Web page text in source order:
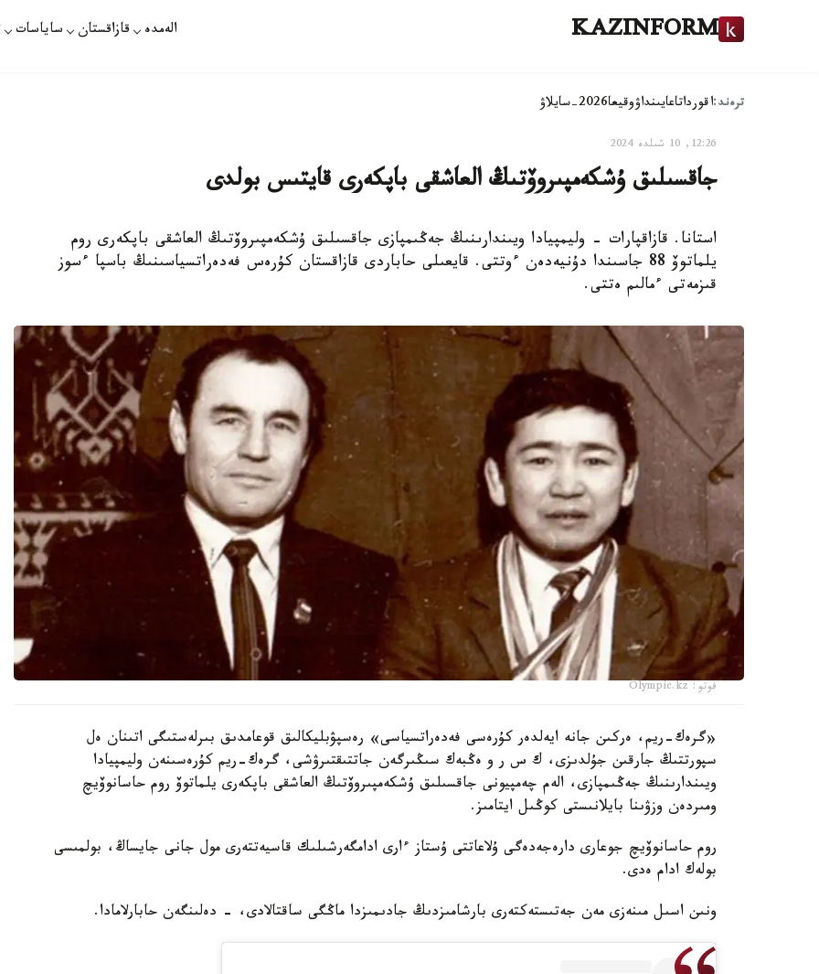
KAZINFORM الەمدە قازاقستان ساياسات
ترەند:اقورداتاعايىنداۋوقيعا2026-سايلاۋ
12:26, 10 شىلدە 2024
جاقسىلىق ۇشكەمپىروۆتىڭ العاشقى باپكەرى قايتىس بولدى
استانا. قازاقپارات – وليمپيادا ويىندارىنىڭ جەڭىمپازى جاقسىلىق ۇشكەمپىروۆتىڭ العاشقى باپكەرى روم
يلماتوۆ 88 جاسىندا دۇنيەدەن ءوتتى. قايعىلى حاباردى قازاقستان كۇرەس فەدەراتسياسىنىڭ باسپا ءسوز
قىزمەتى ءمالىم ەتتى.
فوتو: Olympic.kz
«گرەك-ريم، ەركىن جانە ايەلدەر كۇرەسى فەدەراتسياسى» رەسپۋبليكالىق قوعامدىق بىرلەستىگى اتىنان ەل
سپورتتىڭ جارقىن جۇلدىزى، ك س ر و ەڭبەك سىڭىرگەن جاتتىقتىرۋشى، گرەك-ريم كۇرەسىنەن وليمپيادا
ويىندارىنىڭ جەڭىمپازى، الەم چەمپيونى جاقسىلىق ۇشكەمپىروۆتىڭ العاشقى باپكەرى يلماتوۆ روم حاسانوۆيچ
ومىردەن وزۋىنا بايلانىستى كوڭىل ايتامىز.
روم حاسانوۆيچ جوعارى دارەجەدەگى ۇلاعاتتى ۇستاز ءارى ادامگەرشىلىك قاسيەتتەرى مول جانى جايساڭ، بولمىسى
بولەك ادام ەدى.
ونىن اسىل مىنەزى مەن جەتىستەكتەرى بارشامىزدىڭ جادىمىزدا ماڭگى ساقتالادى، - دەلىنگەن حابارلامادا.